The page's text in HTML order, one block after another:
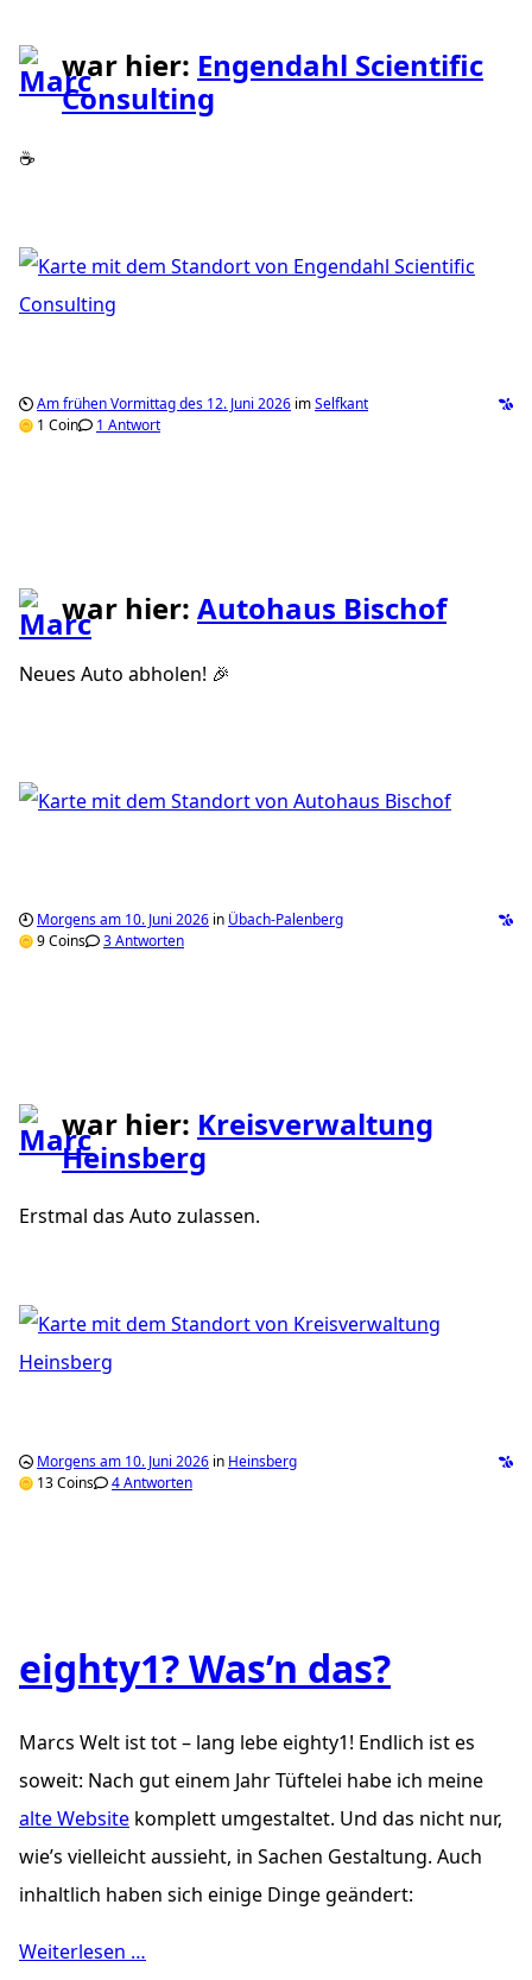
war hier: Engendahl Scientific
Consulting
☕️
Am frühen Vormittag des 12. Juni 2026 imSelfkant
1 Coin
1 Antwort
war hier: Autohaus Bischof
Neues Auto abholen! 🎉
Morgens am 10. Juni 2026 in Übach-Palenberg
9 Coins
3 Antworten
war hier: Kreisverwaltung
Heinsberg
Erstmal das Auto zulassen.
Morgens am 10. Juni 2026 in Heinsberg
13 Coins
4 Antworten
eighty1? Was’n das?
Marcs Welt ist tot – lang lebe eighty1! Endlich ist es
soweit: Nach gut einem Jahr Tüftelei habe ich meine
alte Website komplett umgestaltet. Und das nicht nur,
wie’s vielleicht aussieht, in Sachen Gestaltung. Auch
inhaltlich haben sich einige Dinge geändert:
Weiterlesen …